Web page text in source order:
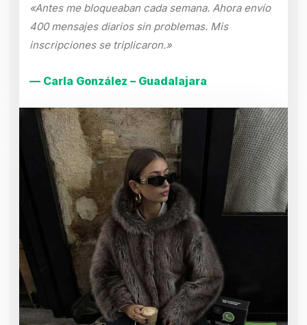
«Antes me bloqueaban cada semana. Ahora envío
400 mensajes diarios sin problemas. Mis
inscripciones se triplicaron.»
— Carla González – Guadalajara